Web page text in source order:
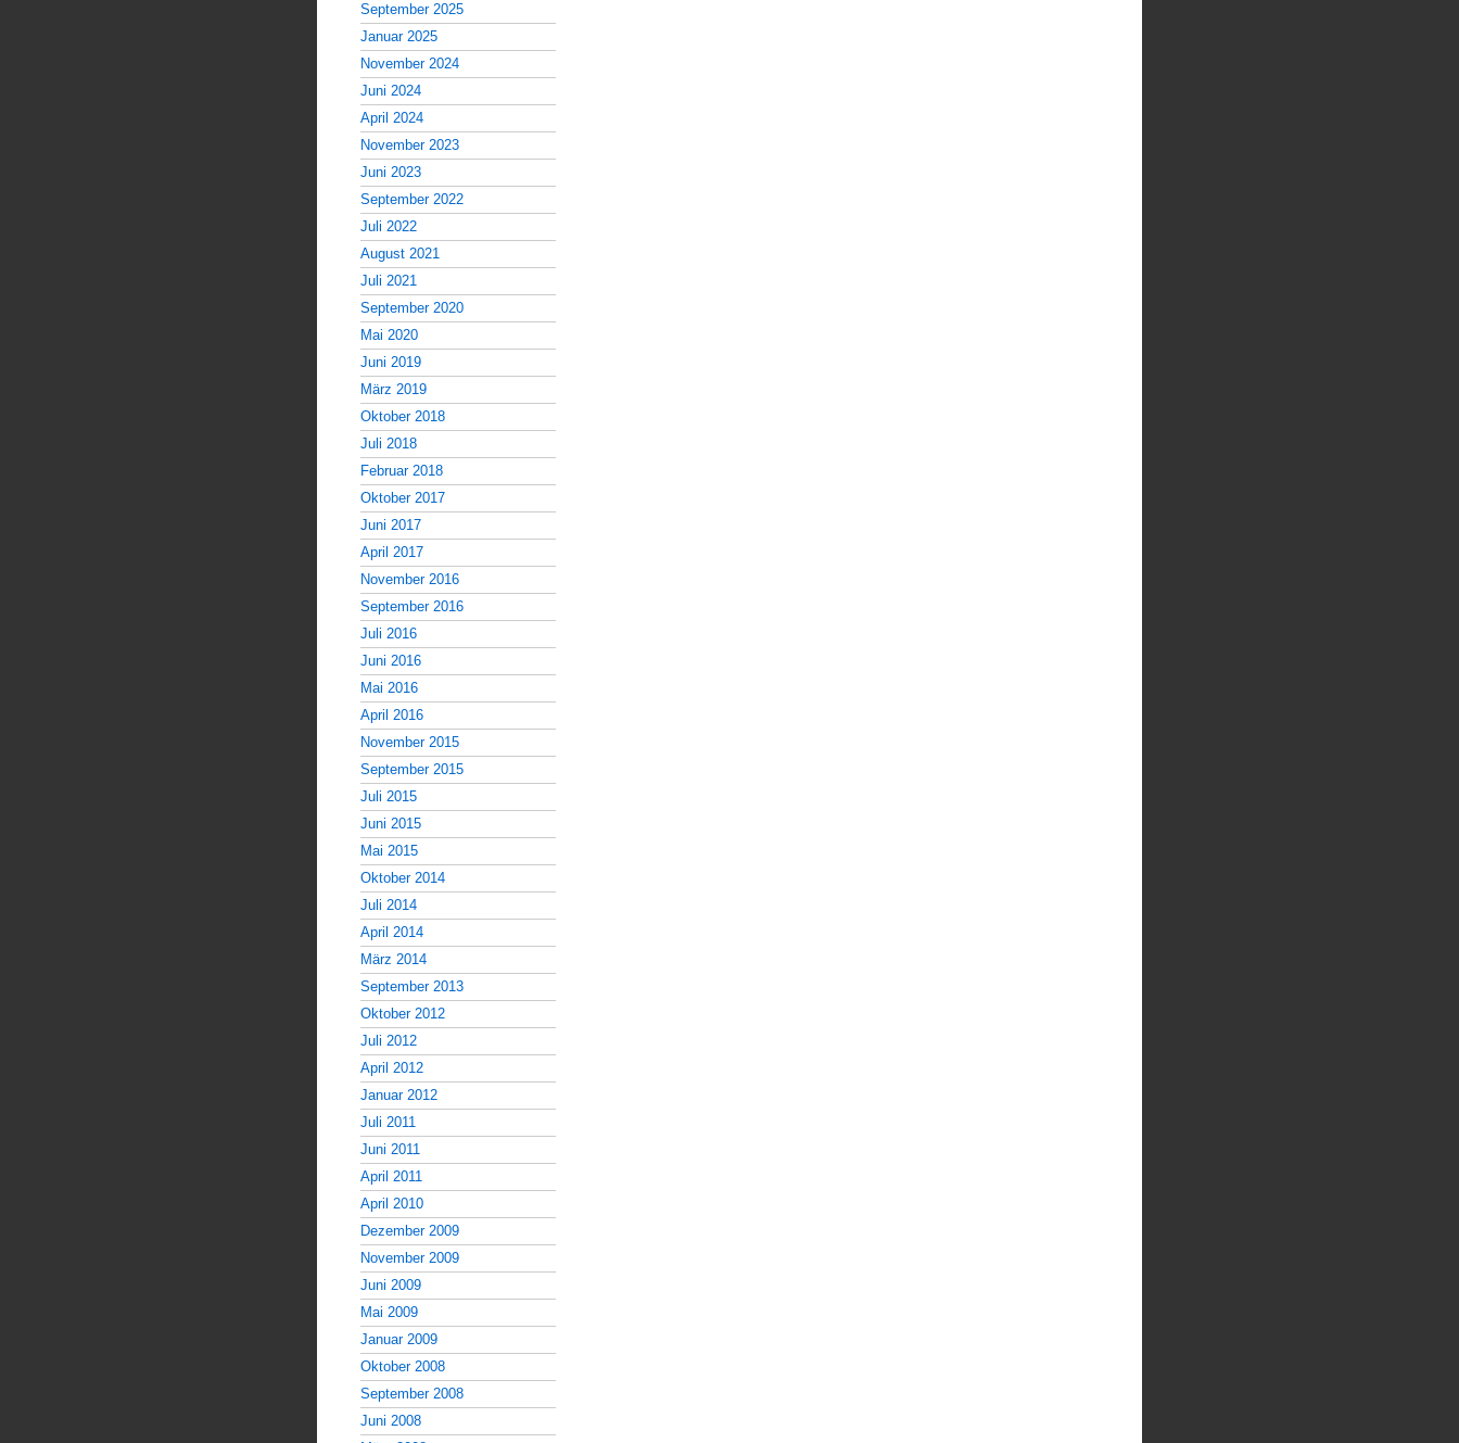
September 2025
Januar 2025
November 2024
Juni 2024
April 2024
November 2023
Juni 2023
September 2022
Juli 2022
August 2021
Juli 2021
September 2020
Mai 2020
Juni 2019
März 2019
Oktober 2018
Juli 2018
Februar 2018
Oktober 2017
Juni 2017
April 2017
November 2016
September 2016
Juli 2016
Juni 2016
Mai 2016
April 2016
November 2015
September 2015
Juli 2015
Juni 2015
Mai 2015
Oktober 2014
Juli 2014
April 2014
März 2014
September 2013
Oktober 2012
Juli 2012
April 2012
Januar 2012
Juli 2011
Juni 2011
April 2011
April 2010
Dezember 2009
November 2009
Juni 2009
Mai 2009
Januar 2009
Oktober 2008
September 2008
Juni 2008